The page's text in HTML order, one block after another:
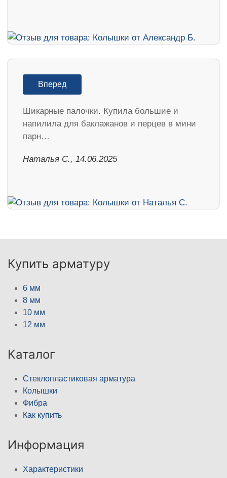
Вперед
Шикарные палочки. Купила большие и
напилила для баклажанов и перцев в мини
парн…
Наталья С., 14.06.2025
Купить арматуру
6 мм
8 мм
10 мм
12 мм
Каталог
Стеклопластиковая арматура
Колышки
Фибра
Как купить
Информация
Характеристики